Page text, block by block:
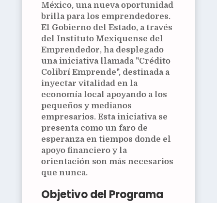
México, una nueva oportunidad
brilla para los emprendedores.
El Gobierno del Estado, a través
del Instituto Mexiquense del
Emprendedor, ha desplegado
una iniciativa llamada "Crédito
Colibrí Emprende", destinada a
inyectar vitalidad en la
economía local apoyando a los
pequeños y medianos
empresarios. Esta iniciativa se
presenta como un faro de
esperanza en tiempos donde el
apoyo financiero y la
orientación son más necesarios
que nunca.
Objetivo del Programa